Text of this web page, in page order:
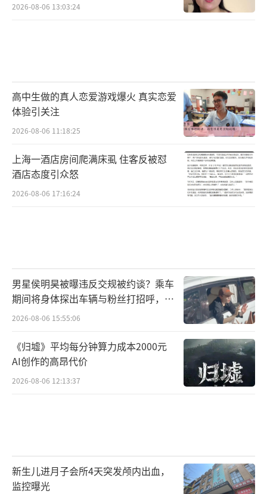
2026-08-06 13:03:24
高中生做的真人恋爱游戏爆火 真实恋爱
体验引关注
2026-08-06 11:18:25
上海一酒店房间爬满床虱 住客反被怼
酒店态度引众怒
2026-08-06 17:16:24
男星侯明昊被曝违反交规被约谈？乘车
期间将身体探出车辆与粉丝打招呼，当
地交警回应
2026-08-06 15:55:06
《归墟》平均每分钟算力成本2000元
AI创作的高昂代价
2026-08-06 12:13:37
新生儿进月子会所4天突发颅内出血，
监控曝光